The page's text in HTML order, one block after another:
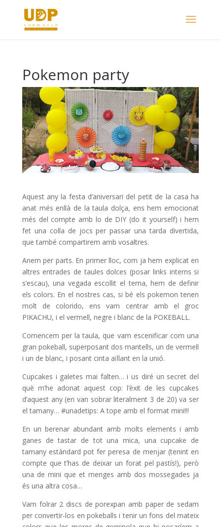
Pokemon party
Aquest any la festa d’aniversari del petit de la casa ha
anat més enllà de la taula dolça, ens hem emocionat
més del compte amb lo de DIY (do it yourself) i hem
fet una colla de jocs per passar una tarda divertida,
que també compartirem amb vosaltres.
Anem per parts. En primer lloc, com ja hem explicat en
altres entrades de taules dolces (posar links interns si
s’escau), una vegada escollit el tema, hem de definir
els colors. En el nostres cas, si bé els pokemon tenen
molt de colorido, ens vam centrar amb el groc
PIKACHU, i el vermell, negre i blanc de la POKEBALL.
Comencem per la taula, que vam escenificar com una
gran pokeball, superposant dos mantells, un de vermell
i un de blanc, i posant cinta aïllant en la unió.
Cupcakes i galetes mai falten… i us diré un secret del
què m’he adonat aquest cop: l’èxit de les cupcakes
d’aquest any (en van sobrar literalment 3 de 20) va ser
el tamany… #unadetips: A tope amb el format mini!!!
En un berenar abundant amb molts elements i amb
ganes de tastar de tot una mica, una cupcake de
tamany estàndard pot fer peresa de menjar (tenint en
compte que t’has de deixar un forat pel pastís!), però
una de mini que et menges amb dos mossegades ja
és una altra cosa…
Vam folrar 2 discs de porexpan amb paper de sedam
per convertir-los en pokeballs i tenir un fons del mateix